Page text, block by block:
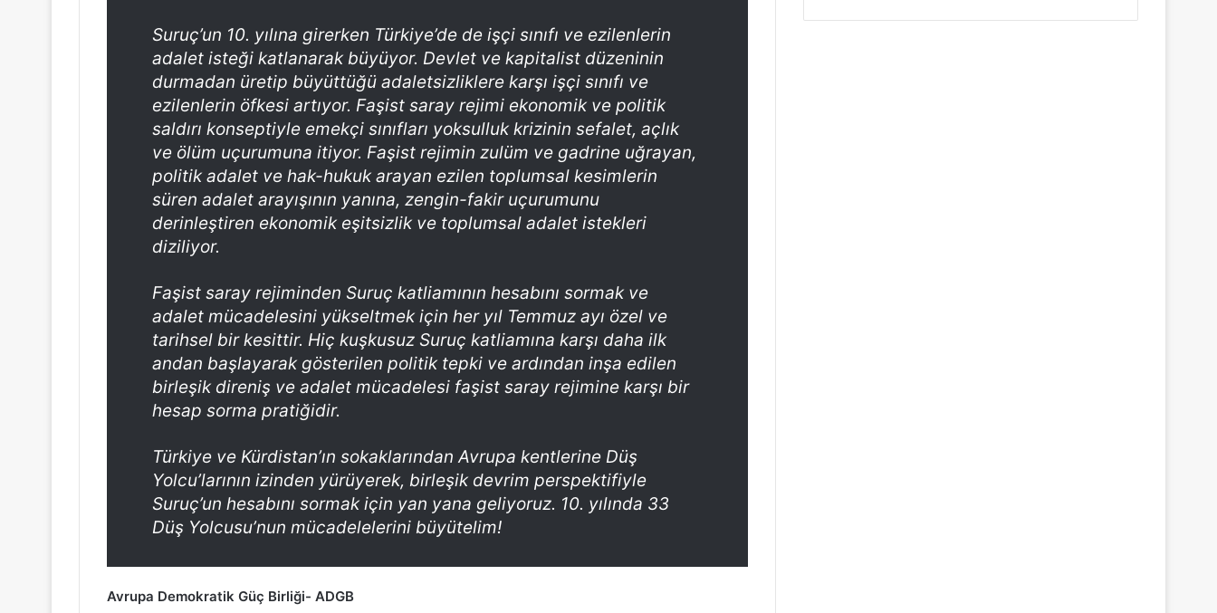
Suruç’un 10. yılına girerken Türkiye’de de işçi sınıfı ve ezilenlerin
adalet isteği katlanarak büyüyor. Devlet ve kapitalist düzeninin
durmadan üretip büyüttüğü adaletsizliklere karşı işçi sınıfı ve
ezilenlerin öfkesi artıyor. Faşist saray rejimi ekonomik ve politik
saldırı konseptiyle emekçi sınıfları yoksulluk krizinin sefalet, açlık
ve ölüm uçurumuna itiyor. Faşist rejimin zulüm ve gadrine uğrayan,
politik adalet ve hak-hukuk arayan ezilen toplumsal kesimlerin
süren adalet arayışının yanına, zengin-fakir uçurumunu
derinleştiren ekonomik eşitsizlik ve toplumsal adalet istekleri
diziliyor.
Faşist saray rejiminden Suruç katliamının hesabını sormak ve
adalet mücadelesini yükseltmek için her yıl Temmuz ayı özel ve
tarihsel bir kesittir. Hiç kuşkusuz Suruç katliamına karşı daha ilk
andan başlayarak gösterilen politik tepki ve ardından inşa edilen
birleşik direniş ve adalet mücadelesi faşist saray rejimine karşı bir
hesap sorma pratiğidir.
Türkiye ve Kürdistan’ın sokaklarından Avrupa kentlerine Düş
Yolcu’larının izinden yürüyerek, birleşik devrim perspektifiyle
Suruç’un hesabını sormak için yan yana geliyoruz. 10. yılında 33
Düş Yolcusu’nun mücadelelerini büyütelim!
Avrupa Demokratik Güç Birliği- ADGB